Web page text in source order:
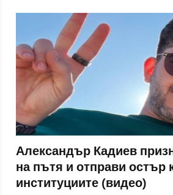
Александър Кадиев
на пътя и отправи остър
институциите (видео)